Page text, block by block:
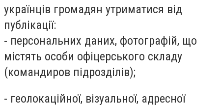
українців громадян утриматися від
публікації:
- персональних даних, фотографій, що
містять особи офіцерського складу
(командиров підрозділів);
- геолокаційної, візуальної, адресної